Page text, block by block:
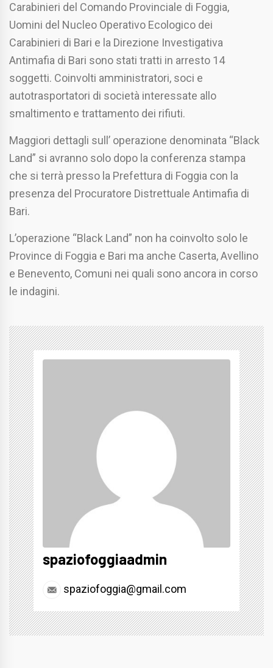
Carabinieri del Comando Provinciale di Foggia,
Uomini del Nucleo Operativo Ecologico dei
Carabinieri di Bari e la Direzione Investigativa
Antimafia di Bari sono stati tratti in arresto 14
soggetti. Coinvolti amministratori, soci e
autotrasportatori di società interessate allo
smaltimento e trattamento dei rifiuti.
Maggiori dettagli sull’ operazione denominata “Black
Land” si avranno solo dopo la conferenza stampa
che si terrà presso la Prefettura di Foggia con la
presenza del Procuratore Distrettuale Antimafia di
Bari.
L’operazione “Black Land” non ha coinvolto solo le
Province di Foggia e Bari ma anche Caserta, Avellino
e Benevento, Comuni nei quali sono ancora in corso
le indagini.
spaziofoggiaadmin
spaziofoggia@gmail.com